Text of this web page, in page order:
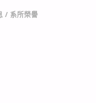
/ 系所榮譽